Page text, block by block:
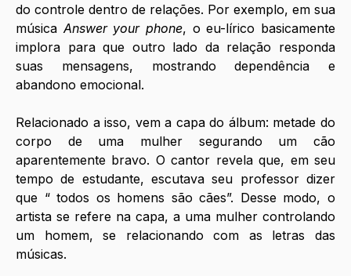
do controle dentro de relações. Por exemplo, em sua
música Answer your phone, o eu-lírico basicamente
implora para que outro lado da relação responda
suas mensagens, mostrando dependência e
abandono emocional.
Relacionado a isso, vem a capa do álbum: metade do
corpo de uma mulher segurando um cão
aparentemente bravo. O cantor revela que, em seu
tempo de estudante, escutava seu professor dizer
que “ todos os homens são cães”. Desse modo, o
artista se refere na capa, a uma mulher controlando
um homem, se relacionando com as letras das
músicas.